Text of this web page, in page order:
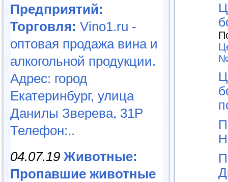
Предприятий:
Торговля: Vino1.ru -
оптовая продажа вина и
алкогольной продукции.
Адрес: город
Екатеринбург, улица
Данилы Зверева, 31Р
Телефон:..
04.07.19 Животные:
Пропавшие животные